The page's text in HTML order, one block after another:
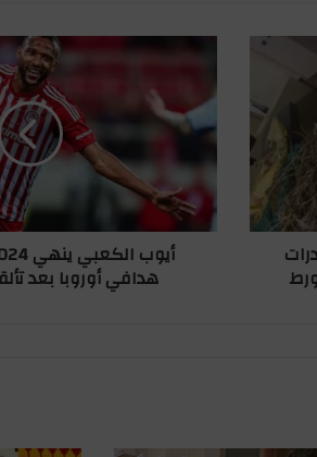
ينهي
2024
ضمن
هدافي
أوروبا
هدافي أوروبا بعد